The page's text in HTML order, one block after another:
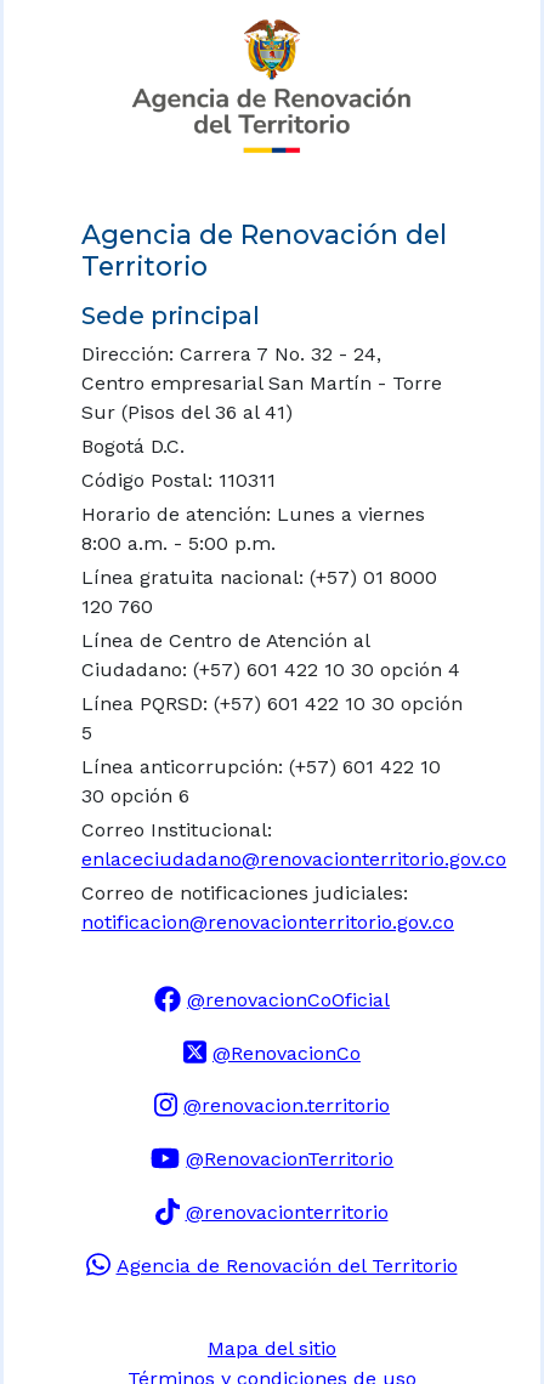
Agencia de Renovación del
Territorio
Sede principal
Dirección: Carrera 7 No. 32 - 24,
Centro empresarial San Martín - Torre
Sur (Pisos del 36 al 41)
Bogotá D.C.
Código Postal: 110311
Horario de atención: Lunes a viernes
8:00 a.m. - 5:00 p.m.
Línea gratuita nacional: (+57) 01 8000
120 760
Línea de Centro de Atención al
Ciudadano: (+57) 601 422 10 30 opción 4
Línea PQRSD: (+57) 601 422 10 30 opción
5
Línea anticorrupción: (+57) 601 422 10
30 opción 6
Correo Institucional:
enlaceciudadano@renovacionterritorio.gov.co
Correo de notificaciones judiciales:
notificacion@renovacionterritorio.gov.co
@renovacionCoOficial
@RenovacionCo
@renovacion.territorio
@RenovacionTerritorio
@renovacionterritorio
Agencia de Renovación del Territorio
Mapa del sitio
Términos y condiciones de uso